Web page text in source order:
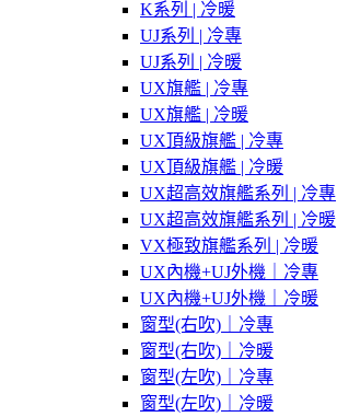
K系列 | 冷暖
UJ系列 | 冷專
UJ系列 | 冷暖
UX旗艦 | 冷專
UX旗艦 | 冷暖
UX頂級旗艦 | 冷專
UX頂級旗艦 | 冷暖
UX超高效旗艦系列 | 冷專
UX超高效旗艦系列 | 冷暖
VX極致旗艦系列 | 冷暖
UX內機+UJ外機｜冷專
UX內機+UJ外機｜冷暖
窗型(右吹)｜冷專
窗型(右吹)｜冷暖
窗型(左吹)｜冷專
窗型(左吹)｜冷暖